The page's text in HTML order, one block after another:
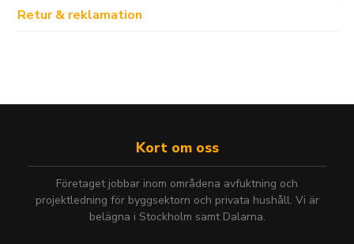
Retur & reklamation
Kort om oss
Företaget jobbar inom områdena avfuktning och
projektledning för byggsektorn och privata hushåll. Vi är
belägna i Stockholm samt Dalarna.